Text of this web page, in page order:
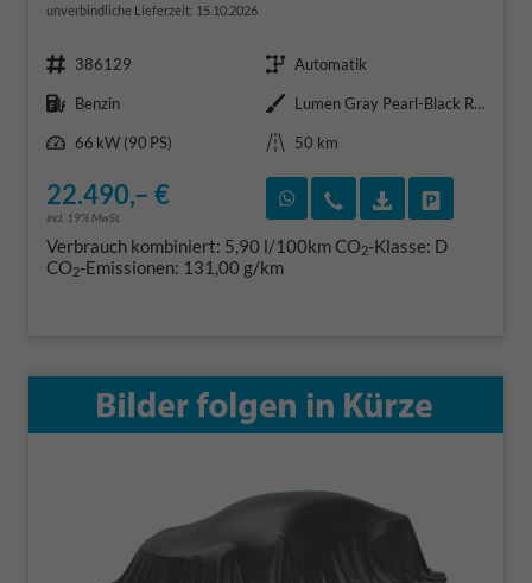
unverbindliche Lieferzeit: 15.10.2026
Fahrzeugnr. 386129 Getriebe Automatik
Kraftstoff Benzin Außenfarbe
Lumen Gray Pearl-Black Roof
Leistung
66 kW (90 PS) Kilometerstand 50 km
22.490,– €
incl. 19% MwSt.
Rückruf vereinbaren
Wir rufen Sie an
Verbrauch kombiniert: 5,90 l/100kmCO2-Klasse: D
CO2-Emissionen: 131,00 g/km